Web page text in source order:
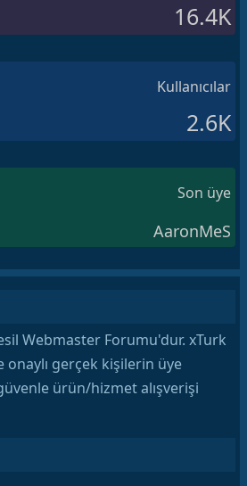
16.4K
Kullanıcılar
2.6K
Son üye
AaronMeS
Webmaster Forumu'dur. xTurk
onaylı gerçek kişilerin üye
ürün/hizmet alışverişi